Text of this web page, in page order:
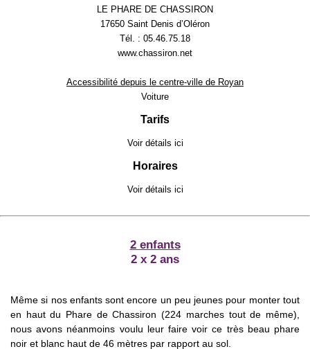
LE PHARE DE CHASSIRON
17650 Saint Denis d’Oléron
Tél. : 05.46.75.18
www.chassiron.net
Accessibilité depuis le centre-ville de Royan
Voiture
Tarifs
Voir détails ici
Horaires
Voir détails ici
2 enfants
2 x 2 ans
Même si nos enfants sont encore un peu jeunes pour monter tout
en haut du Phare de Chassiron (224 marches tout de même),
nous avons néanmoins voulu leur faire voir ce très beau phare
noir et blanc haut de 46 mètres par rapport au sol.